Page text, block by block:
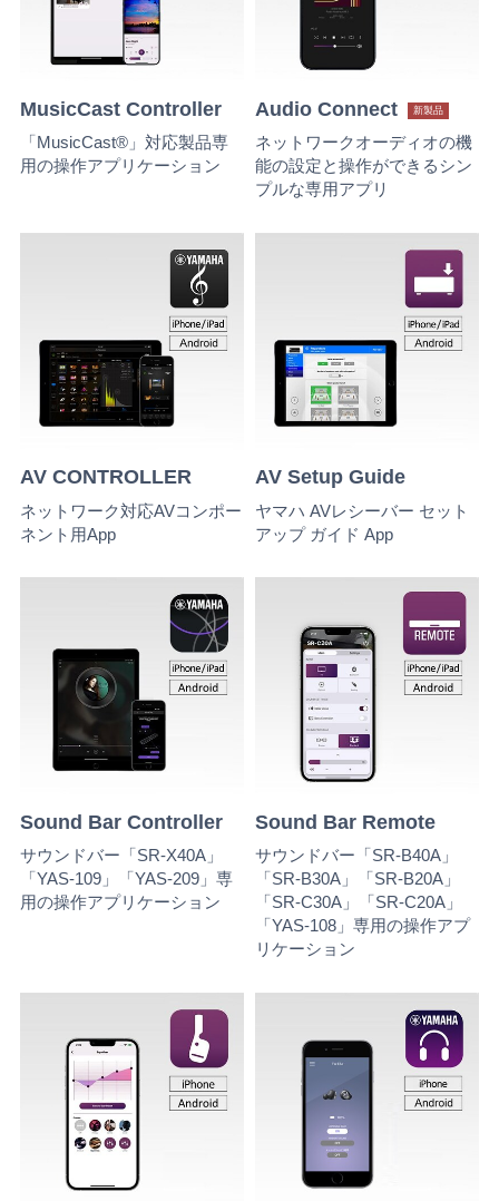
MusicCast Controller
「MusicCast®」対応製品専
用の操作アプリケーション
Audio Connect 新製品
ネットワークオーディオの機
能の設定と操作ができるシン
プルな専用アプリ
AV CONTROLLER
ネットワーク対応AVコンポー
ネント用App
AV Setup Guide
ヤマハ AVレシーバー セット
アップ ガイド App
Sound Bar Controller
サウンドバー「SR-X40A」
「YAS-109」「YAS-209」専
用の操作アプリケーション
Sound Bar Remote
サウンドバー「SR-B40A」
「SR-B30A」「SR-B20A」
「SR-C30A」「SR-C20A」
「YAS-108」専用の操作アプ
リケーション